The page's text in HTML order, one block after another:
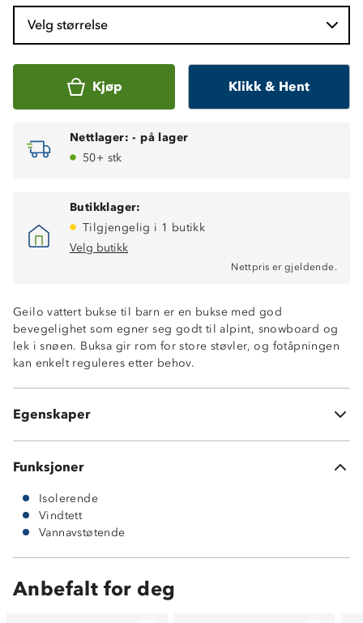
Velg størrelse
Kjøp Klikk & Hent
Nettlager: - på lager
50+ stk
Butikklager:
Tilgjengelig i 1 butikk
Velg butikk
Nettpris er gjeldende.
Geilo vattert bukse til barn er en bukse med god
bevegelighet som egner seg godt til alpint, snowboard og
lek i snøen. Buksa gir rom for store støvler, og fotåpningen
kan enkelt reguleres etter behov.
Egenskaper
5-3 membran
Borrelåsstramming nederst i beinene
Dobbel knappehullsløsning i front
Beltehemper
100% polyester
Funksjoner
Isolerende
Vindtett
Vannavstøtende
Anbefalt for deg